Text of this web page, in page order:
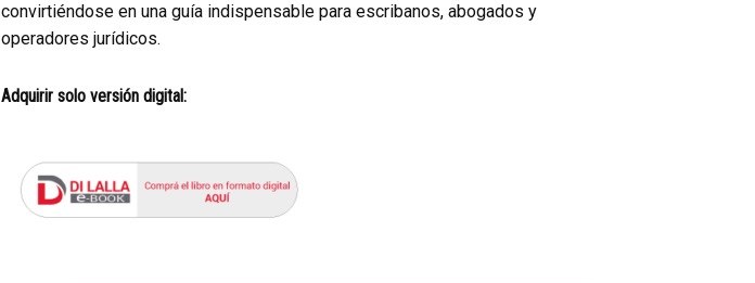
convirtiéndose en una guía indispensable para escribanos, abogados y
operadores jurídicos.
Adquirir solo versión digital: